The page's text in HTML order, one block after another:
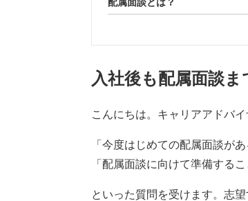
入社後も配属面談
こんにちは。キャリアアドバ
「今度はじめての配属面談が
「配属面談に向けて準備する
といった質問を受けます。志